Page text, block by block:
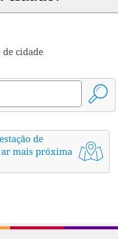
cidade
de
mais próxima